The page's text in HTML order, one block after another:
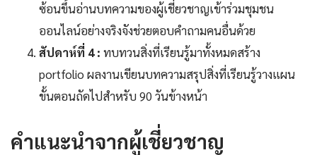
ซ้อนขึ้นอ่านบทความของผู้เชี่ยวชาญเข้าร่วมชุมชน
ออนไลน์อย่างจริงจังช่วยตอบคำถามคนอื่นด้วย
สัปดาห์ที่ 4 : ทบทวนสิ่งที่เรียนรู้มาทั้งหมดสร้าง
portfolio ผลงานเขียนบทความสรุปสิ่งที่เรียนรู้วางแผน
ขั้นตอนถัดไปสำหรับ 90 วันข้างหน้า
คำแนะนำจากผู้เชี่ยวชาญ